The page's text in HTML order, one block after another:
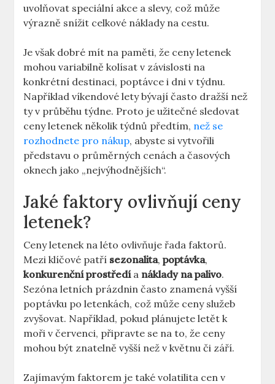
uvolňovat speciální akce a slevy, což může
výrazně snížit celkové náklady na cestu.
Je však dobré mít na paměti, že ceny letenek
mohou variabilně kolísat v závislosti na
konkrétní destinaci, poptávce i dni v týdnu.
Například víkendové lety bývají často dražší než
ty v průběhu týdne. Proto je užitečné sledovat
ceny letenek několik týdnů předtím, než se
rozhodnete pro nákup, abyste si vytvořili
představu o průměrných cenách a časových
oknech jako „nejvýhodnějších“.
Jaké faktory ovlivňují ceny
letenek?
Ceny letenek na léto ovlivňuje řada faktorů.
Mezi klíčové patří sezonalita,poptávka,
konkurenční prostředía náklady na palivo.
Sezóna letních prázdnin často znamená vyšší
poptávku po letenkách, což může ceny služeb
zvyšovat. Například, pokud plánujete letět k
moři v červenci, připravte se na to, že ceny
mohou být znatelně vyšší než v květnu či září.
Zajímavým faktorem je také volatilita cen v